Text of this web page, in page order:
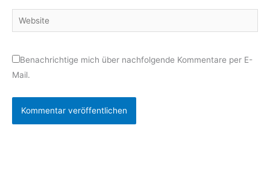
Website
Benachrichtige mich über nachfolgende Kommentare per E-
Mail.